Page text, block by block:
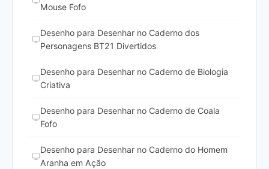
Mouse Fofo
Desenho para Desenhar no Caderno dos
Personagens BT21 Divertidos
Desenho para Desenhar no Caderno de Biologia
Criativa
Desenho para Desenhar no Caderno de Coala
Fofo
Desenho para Desenhar no Caderno do Homem
Aranha em Ação